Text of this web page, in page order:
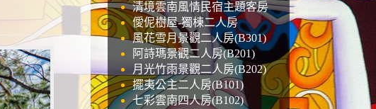
清境雲南風情民宿主題客房
僾伲樹屋-獨棟二人房
風花雪月景觀二人房(B301)
阿詩瑪景觀二人房(B201)
月光竹雨景觀二人房(B202)
擺夷公主二人房(B101)
七彩雲南四人房(B102)